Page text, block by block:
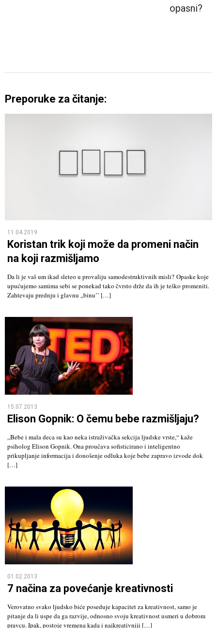
opasni?
Preporuke za čitanje:
11.04.2019
Koristan trik koji može da promeni način
na koji razmišljamo
Da li je vaš um ikad sleteo u provaliju samodestruktivnih misli? Opaske koje
upućujemo samima sebi se ponekad tako čvrsto drže da ih je teško promeniti.
Zahtevaju prednju i glavnu „binu’’ […]
15.07.2013
Elison Gopnik: O čemu bebe razmišljaju?
„Bebe i mala deca su kao neka istraživačka sekcija ljudske vrste,“ kaže
psiholog Elison Gopnik. Ona proučava sofisticirano i inteligentno
prikupljanje informacija i donošenje odluka koje bebe zapravo izvode dok
[…]
01.02.2013
7 načina za povećanje kreativnosti
Verovatno svako ljudsko biće poseduje kapacitet za kreativnost, samo je
pitanje da li uspe da ga razvije, odnosno svoju kreativnost usmeri u dobrom
pravcu. Ipak, postoje vremena kada i najkreativniji […]